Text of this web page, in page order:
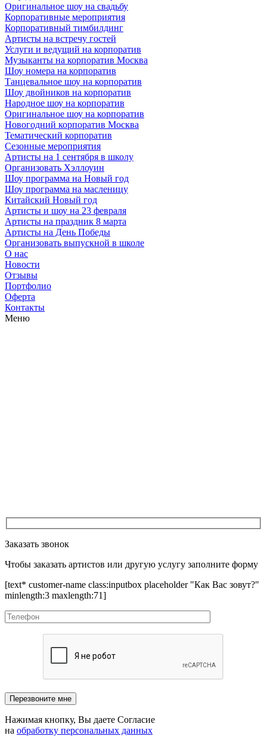
Оригинальное шоу на свадьбу
Корпоративные мероприятия
Корпоративный тимбилдинг
Артисты на встречу гостей
Услуги и ведущий на корпоратив
Музыканты на корпоратив Москва
Шоу номера на корпоратив
Танцевальное шоу на корпоратив
Шоу двойников на корпоратив
Народное шоу на корпоратив
Оригинальное шоу на корпоратив
Новогодний корпоратив Москва
Тематический корпоратив
Сезонные мероприятия
Артисты на 1 сентября в школу
Организовать Хэллоуин
Шоу программа на Новый год
Шоу программа на масленицу
Китайский Новый год
Артисты и шоу на 23 февраля
Артисты на праздник 8 марта
Артисты на День Победы
Организовать выпускной в школе
О нас
Новости
Отзывы
Портфолио
Оферта
Контакты
Меню
Заказать звонок
Чтобы заказать артистов или другую услугу заполните форму
[text* customer-name class:inputbox placeholder "Как Вас зовут?"
minlength:3 maxlength:71]
Нажимая кнопку, Вы даете Согласие
на обработку персональных данных